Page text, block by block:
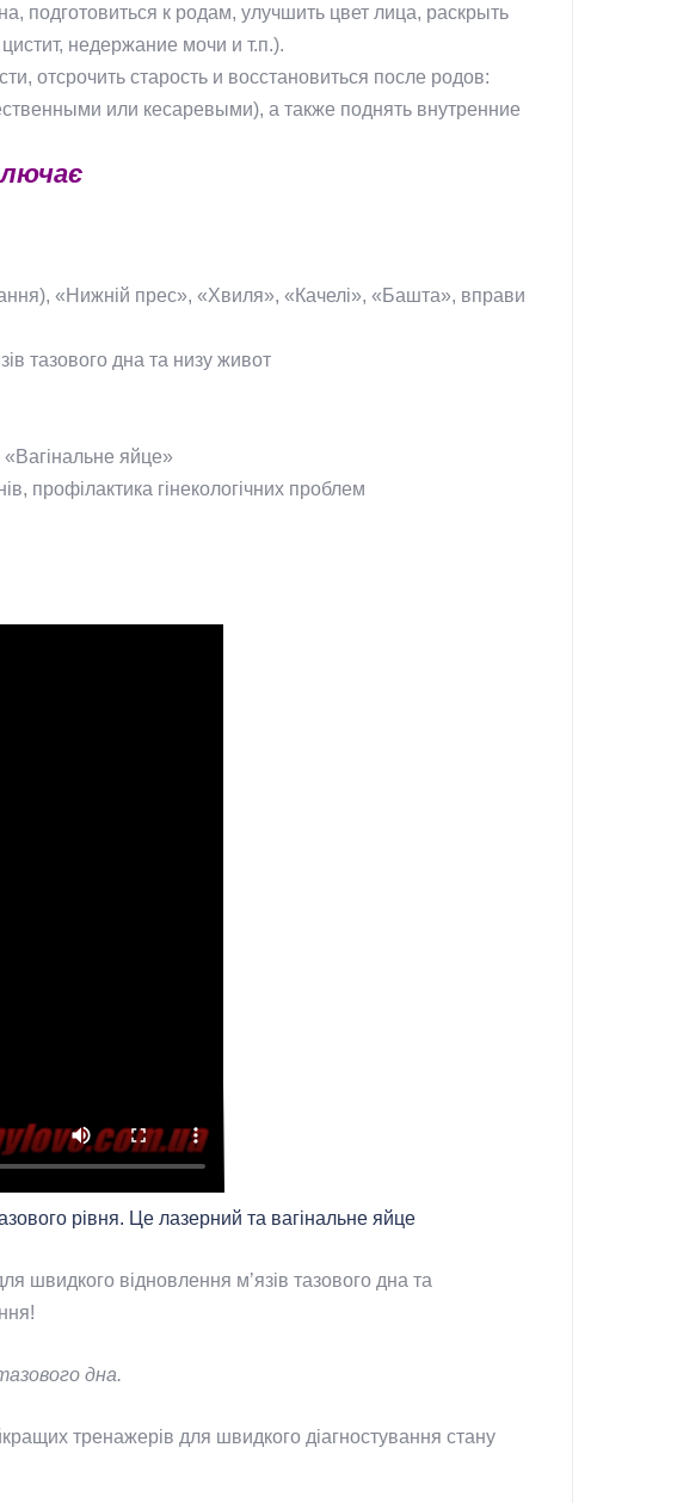
к родам, улучшить цвет лица, раскрыть
недержание мочи и т.п.).
отсрочить старость и восстановиться после родов:
или кесаревыми), а также поднять внутренние
«Нижній прес», «Хвиля», «Качелі», «Башта», вправи
тазового дна та низу живот
яйце»
профілактика гінекологічних проблем
рівня. Це лазерний та вагінальне яйце
швидкого відновлення м’язів тазового дна та
дна.
тренажерів для швидкого діагностування стану